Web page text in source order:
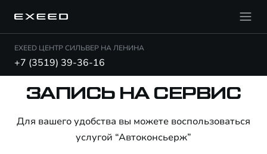
EXEED ЦЕНТР СИЛЬВЕР НА ЛЕНИНА
+7 (3519) 39-36-16
ЗАПИСЬ НА СЕРВИС
Для вашего удобства вы можете воспользоваться
услугой “Автоконсьерж”